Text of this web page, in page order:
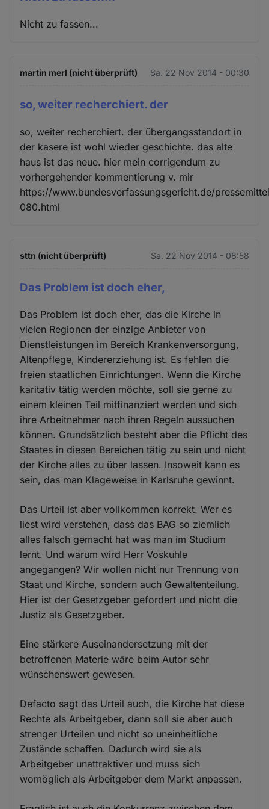
Nicht zu fassen...
martin merl (nicht überprüft) Sa. 22 Nov 2014 - 00:30
so, weiter recherchiert. der
so, weiter recherchiert. der übergangsstandort in
der kasere ist wohl wieder geschichte. das alte
haus ist das neue. hier mein corrigendum zu
vorhergehender kommentierung v. mir
https://www.bundesverfassungsgericht.de/
080.html
sttn (nicht überprüft) Sa. 22 Nov 2014 - 08:58
Das Problem ist doch eher,
Das Problem ist doch eher, das die Kirche in
vielen Regionen der einzige Anbieter von
Dienstleistungen im Bereich Krankenversorgung,
Altenpflege, Kindererziehung ist. Es fehlen die
freien staatlichen Einrichtungen. Wenn die Kirche
karitativ tätig werden möchte, soll sie gerne zu
einem kleinen Teil mitfinanziert werden und sich
ihre Arbeitnehmer nach ihren Regeln aussuchen
können. Grundsätzlich besteht aber die Pflicht des
Staates in diesen Bereichen tätig zu sein und nicht
der Kirche alles zu über lassen. Insoweit kann es
sein, das man Klageweise in Karlsruhe gewinnt.
Das Urteil ist aber vollkommen korrekt. Wer es
liest wird verstehen, dass das BAG so ziemlich
alles falsch gemacht hat was man im Studium
lernt. Und warum wird Herr Voskuhle
angegangen? Wir wollen nicht nur Trennung von
Staat und Kirche, sondern auch Gewaltenteilung.
Hier ist der Gesetzgeber gefordert und nicht die
Justiz als Gesetzgeber.
Eine stärkere Auseinandersetzung mit der
betroffenen Materie wäre beim Autor sehr
wünschenswert gewesen.
Defacto sagt das Urteil auch, die Kirche hat diese
Rechte als Arbeitgeber, dann soll sie aber auch
strenger Urteilen und nicht so uneinheitliche
Zustände schaffen. Dadurch wird sie als
Arbeitgeber unattraktiver und muss sich
womöglich als Arbeitgeber dem Markt anpassen.